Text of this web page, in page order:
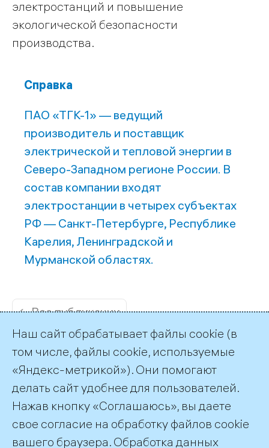
электростанций и повышение
экологической безопасности
производства.
Справка
ПАО «ТГК-1» — ведущий
производитель и поставщик
электрической и тепловой энергии в
Северо-Западном регионе России. В
состав компании входят
электростанции в четырех субъектах
РФ — Санкт-Петербурге, Республике
Карелия, Ленинградской и
Мурманской областях.
← Все публикации
Пресс-служба ТГК-1
press@tgc1.ru
Наш сайт обрабатывает файлы cookie (в
том числе, файлы cookie, используемые
«Яндекс-метрикой»). Они помогают
делать сайт удобнее для пользователей.
Нажав кнопку «Соглашаюсь», вы даете
свое согласие на обработку файлов cookie
вашего браузера. Обработка данных